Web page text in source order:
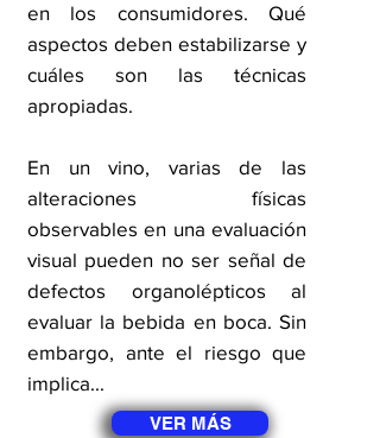
en los consumidores. Qué
aspectos deben estabilizarse y
cuáles son las técnicas
apropiadas.
En un vino, varias de las
alteraciones físicas
observables en una evaluación
visual pueden no ser señal de
defectos organolépticos al
evaluar la bebida en boca. Sin
embargo, ante el riesgo que
implica...
VER MÁS